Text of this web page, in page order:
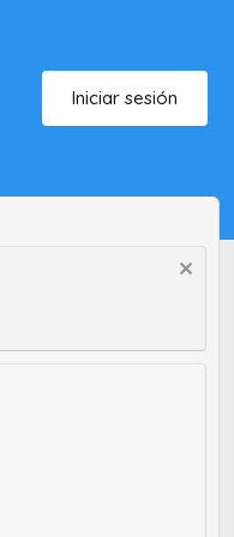
Iniciar sesión